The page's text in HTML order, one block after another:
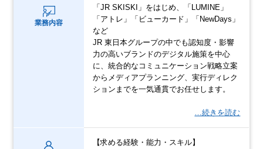
業務内容
「JR SKISKI」をはじめ、「LUMINE」
「アトレ」「ビューカード」「NewDays」
など
JR 東日本グループの中でも認知度・影響
力の高いブランドのデジタル施策を中心
に、統合的なコミュニケーション戦略立案
からメディアプランニング、実行ディレク
ションまでを一気通貫でお任せします。
…続きを読む
【求める経験・能力・スキル】